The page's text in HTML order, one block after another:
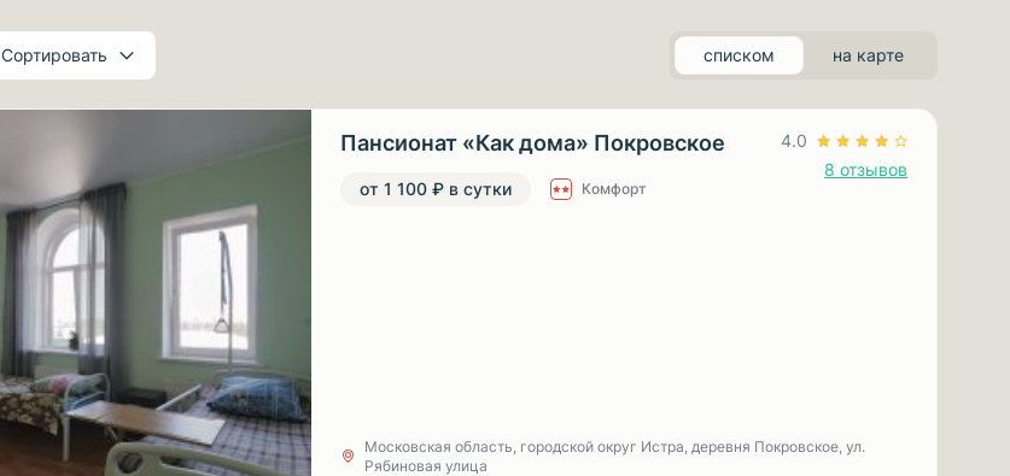
Сортировать списком на карте
Пансионат «Как дома» Покровское
4.0
8 отзывов
от 1 100 ₽ в сутки
Комфорт
Московская область, городской округ Истра, деревня Покровское, ул.
Рябиновая улица